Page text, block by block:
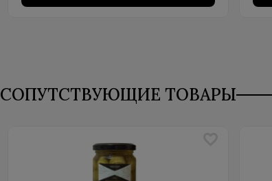
СОПУТСТВУЮЩИЕ ТОВАРЫ